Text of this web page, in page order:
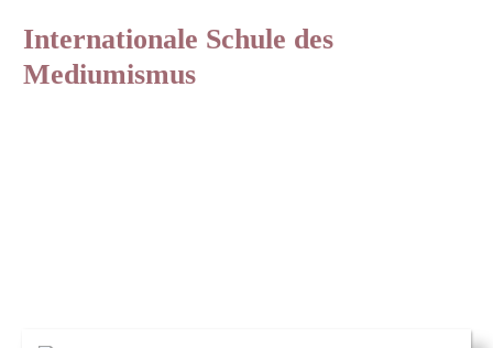
Internationale Schule des
Mediumismus